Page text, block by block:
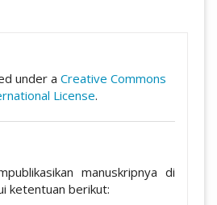
under a Creative Commons
License.
manuskripnya di
ketentuan berikut: